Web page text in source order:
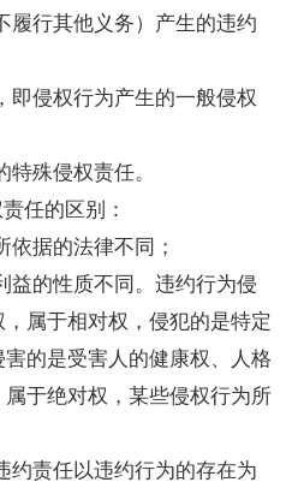
行其他义务）产生的违约
侵权行为产生的一般侵权
殊侵权责任。
任的区别：
据的法律不同；
的性质不同。违约行为侵
属于相对权，侵犯的是特定
的是受害人的健康权、人格
于绝对权，某些侵权行为所
责任以违约行为的存在为